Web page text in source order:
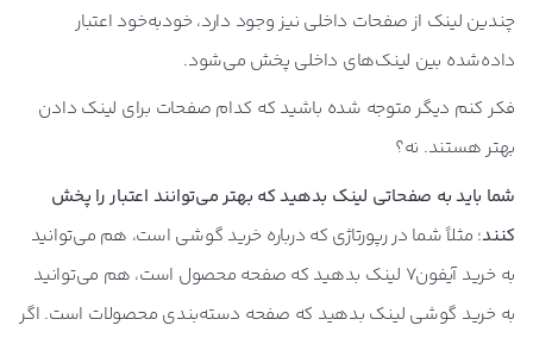
چندین لینک از صفحات داخلی نیز وجود دارد، خود‌به‌خود اعتبار
داده‌شده بین لینک‌های داخلی پخش می‌شود.
فکر کنم دیگر متوجه شده باشید که کدام صفحات برای لینک دادن
بهتر هستند. نه؟
شما باید به صفحاتی لینک بدهید که بهتر می‌توانند اعتبار را پخش
کنند؛ مثلاً شما در رپورتاژی که درباره خرید گوشی است، هم می‌توانید
به خرید آیفون7 لینک بدهید که صفحه محصول است، هم می‌توانید
به خرید گوشی لینک بدهید که صفحه دسته‌بندی محصولات است. اگر